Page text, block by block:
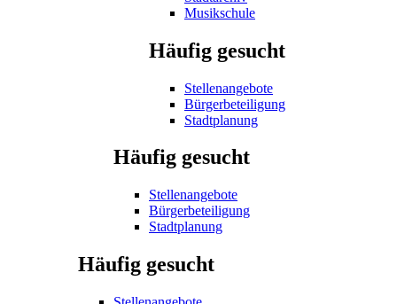
Musikschule
Häufig gesucht
Stellenangebote
Bürgerbeteiligung
Stadtplanung
Häufig gesucht
Stellenangebote
Bürgerbeteiligung
Stadtplanung
Häufig gesucht